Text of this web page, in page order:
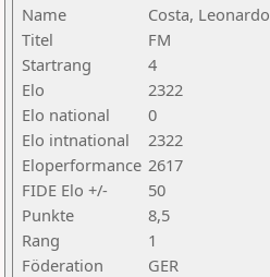
Name
Costa, Leonardo
Titel
FM
Startrang
4
Elo
2322
Elo national
0
Elo intnational
2322
Eloperformance 2617
FIDE Elo +/-
50
Punkte
8,5
Rang
1
Föderation
GER